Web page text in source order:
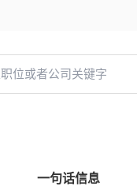
一句话信息